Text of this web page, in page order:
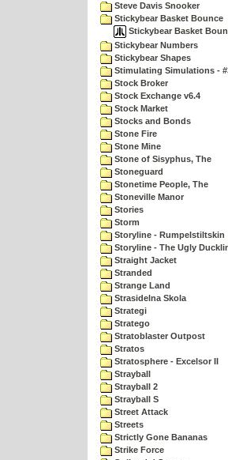
Steve Davis Snooker
Stickybear Basket Bounce
Stickybear Basket
Stickybear Numbers
Stickybear Shapes
Stimulating Simulations -
Stock Broker
Stock Exchange v6.4
Stock Market
Stocks and Bonds
Stone Fire
Stone Mine
Stone of Sisyphus, The
Stoneguard
Stonetime People, The
Stoneville Manor
Stories
Storm
Storyline - Rumpelstiltskin
Storyline - The Ugly
Straight Jacket
Stranded
Strange Land
Strasidelna Skola
Strategi
Stratego
Stratoblaster Outpost
Stratos
Stratosphere - Excelsor II
Strayball
Strayball 2
Strayball S
Street Attack
Streets
Strictly Gone Bananas
Strike Force